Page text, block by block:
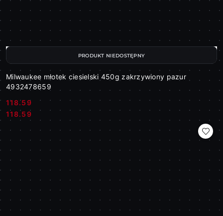
Milwaukee młotek ciesielski 450g zakrzywiony pazur
4932478659
Cena:
118.59
Cena:
118.59
PRODUKT NIEDOSTĘPNY